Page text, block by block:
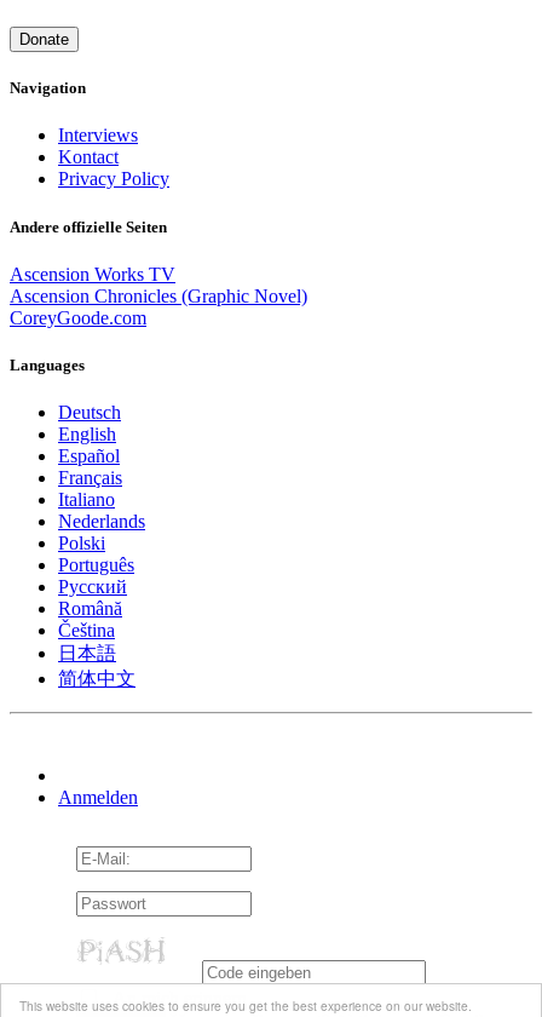
This website uses cookies to ensure you get the best experience on our website.
Donate
Navigation
Interviews
Kontact
Privacy Policy
Andere offizielle Seiten
Ascension Works TV
Ascension Chronicles (Graphic Novel)
CoreyGoode.com
Languages
Deutsch
English
Español
Français
Italiano
Nederlands
Polski
Português
Pусский
Română
Čeština
日本語
简体中文
Anmelden
An mich erinnern